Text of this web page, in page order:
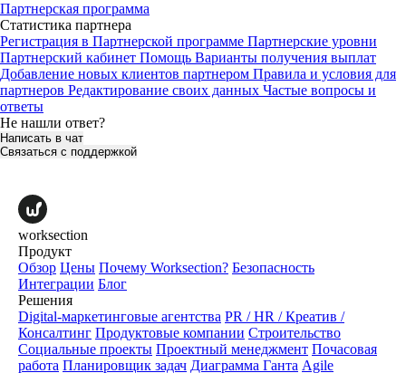
Партнерская программа
Статистика партнера
Регистрация в Партнерской программе Партнерские уровни
Партнерский кабинет Помощь Варианты получения выплат
Добавление новых клиентов партнером Правила и условия для
партнеров Редактирование своих данных Частые вопросы и
ответы
Не нашли ответ?
Написать в чат
Связаться с поддержкой
worksection
Продукт
Обзор Цены Почему Worksection? Безопасность
Интеграции Блог
Решения
Digital-маркетинговые агентства PR / HR / Креатив /
Консалтинг Продуктовые компании Строительство
Социальные проекты Проектный менеджмент Почасовая
работа Планировщик задач Диаграмма Ганта Agile